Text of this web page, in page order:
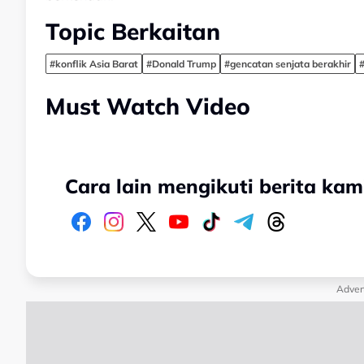
Topic Berkaitan
#konflik Asia Barat #Donald Trump #gencatan senjata berakhir
Must Watch Video
Cara lain mengikuti berita